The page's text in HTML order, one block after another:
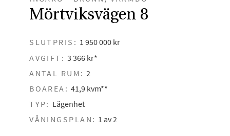
Mörtviksvägen 8
SLUTPRIS: 1 950 000 kr
AVGIFT: 3 366 kr*
ANTAL RUM: 2
BOAREA: 41,9 kvm**
TYP: Lägenhet
VÅNINGSPLAN: 1 av 2